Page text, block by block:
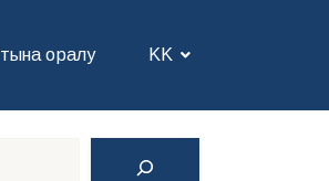
оралу KK